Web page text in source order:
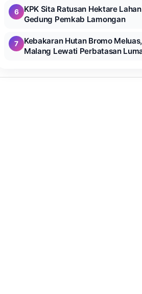
6
KPK Sita Ratusan Hektare
Gedung Pemkab Lamongan
7
Kebakaran Hutan Bromo
Malang Lewati Perbatasan